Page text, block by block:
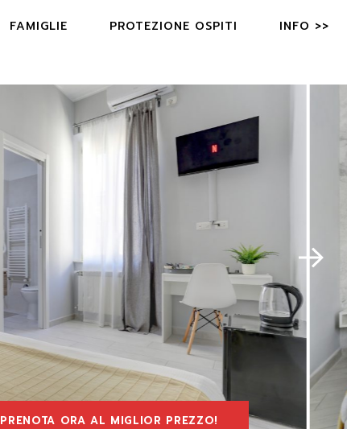
FAMIGLIE PROTEZIONE OSPITI INFO >>
PROPRIETARIO?
PRENOTA ORA AL MIGLIOR PREZZO!